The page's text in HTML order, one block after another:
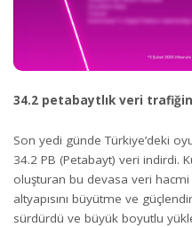
34.2 petabaytlık veri
Son yedi günde Türkiye’deki
34.2 PB (Petabayt) veri indirdi.
oluşturan bu devasa veri
altyapısını büyütme ve
sürdürdü ve büyük boyutlu